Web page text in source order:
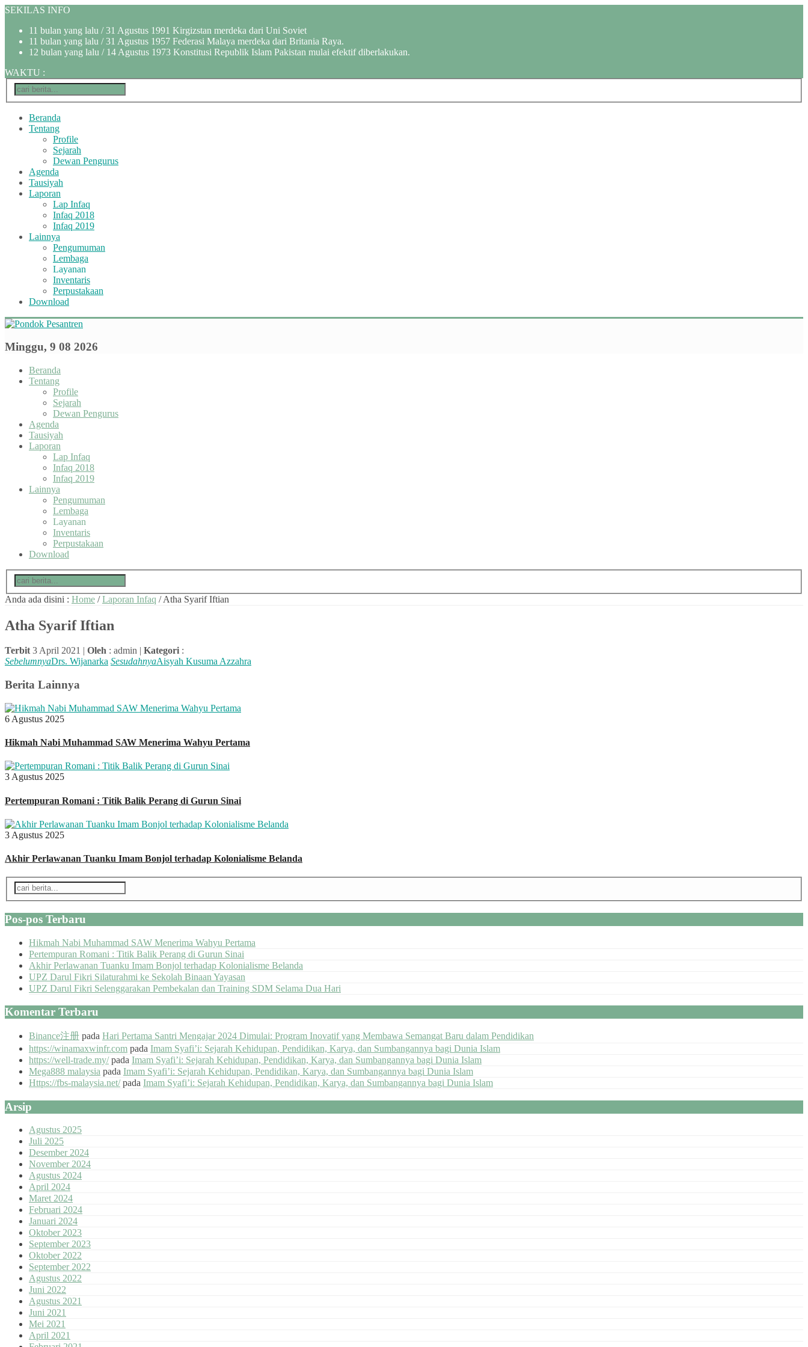
SEKILAS INFO
11 bulan yang lalu / 31 Agustus 1991 Kirgizstan merdeka dari Uni Soviet
11 bulan yang lalu / 31 Agustus 1957 Federasi Malaya merdeka dari Britania Raya.
12 bulan yang lalu / 14 Agustus 1973 Konstitusi Republik Islam Pakistan mulai efektif diberlakukan.
WAKTU :
Beranda
Tentang
Profile
Sejarah
Dewan Pengurus
Agenda
Tausiyah
Laporan
Lap Infaq
Infaq 2018
Infaq 2019
Lainnya
Pengumuman
Lembaga
Layanan
Inventaris
Perpustakaan
Download
Minggu, 9 08 2026
Beranda
Tentang
Profile
Sejarah
Dewan Pengurus
Agenda
Tausiyah
Laporan
Lap Infaq
Infaq 2018
Infaq 2019
Lainnya
Pengumuman
Lembaga
Layanan
Inventaris
Perpustakaan
Download
Anda ada disini : Home /Laporan Infaq /Atha Syarif Iftian
Atha Syarif Iftian
Terbit 3 April 2021 | Oleh : admin | Kategori :
SebelumnyaDrs. Wijanarka SesudahnyaAisyah Kusuma Azzahra
Berita Lainnya
6 Agustus 2025
Hikmah Nabi Muhammad SAW Menerima Wahyu Pertama
3 Agustus 2025
Pertempuran Romani : Titik Balik Perang di Gurun Sinai
3 Agustus 2025
Akhir Perlawanan Tuanku Imam Bonjol terhadap Kolonialisme Belanda
Pos-pos Terbaru
Hikmah Nabi Muhammad SAW Menerima Wahyu Pertama
Pertempuran Romani : Titik Balik Perang di Gurun Sinai
Akhir Perlawanan Tuanku Imam Bonjol terhadap Kolonialisme Belanda
UPZ Darul Fikri Silaturahmi ke Sekolah Binaan Yayasan
UPZ Darul Fikri Selenggarakan Pembekalan dan Training SDM Selama Dua Hari
Komentar Terbaru
Binance注册 pada Hari Pertama Santri Mengajar 2024 Dimulai: Program Inovatif yang Membawa Semangat Baru dalam Pendidikan
https://winamaxwinfr.com pada Imam Syafi’i: Sejarah Kehidupan, Pendidikan, Karya, dan Sumbangannya bagi Dunia Islam
https://well-trade.my/pada Imam Syafi’i: Sejarah Kehidupan, Pendidikan, Karya, dan Sumbangannya bagi Dunia Islam
Mega888 malaysia pada Imam Syafi’i: Sejarah Kehidupan, Pendidikan, Karya, dan Sumbangannya bagi Dunia Islam
Https://fbs-malaysia.net/pada Imam Syafi’i: Sejarah Kehidupan, Pendidikan, Karya, dan Sumbangannya bagi Dunia Islam
Arsip
Agustus 2025
Juli 2025
Desember 2024
November 2024
Agustus 2024
April 2024
Maret 2024
Februari 2024
Januari 2024
Oktober 2023
September 2023
Oktober 2022
September 2022
Agustus 2022
Juni 2022
Agustus 2021
Juni 2021
Mei 2021
April 2021